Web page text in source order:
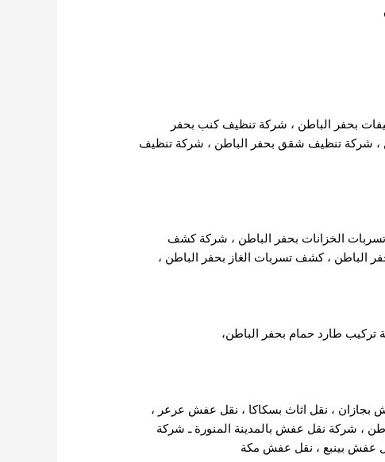
بحفر الباطن ، شركة تنظيف كنب بحفر
، شركة تنظيف شقق بحفر الباطن ، شركة تنظيف
الخزانات بحفر الباطن ، شركة كشف
الباطن ،كشف تسربات الغاز بحفر الباطن ،
تركيب طارد حمام بحفر الباطن،
بجازان ، نقل اثاث بسكاكا ، نقل عفش عرعر ،
، شركة نقل عفش بالمدينة المنورة ـشركة
عفش بينبع ، نقل عفش مكة